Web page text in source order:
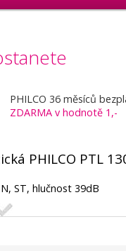
PHILCO 36 měsíců
ZDARMA v hodnotě 1,-
PHILCO PTL
ST, hlučnost 39dB